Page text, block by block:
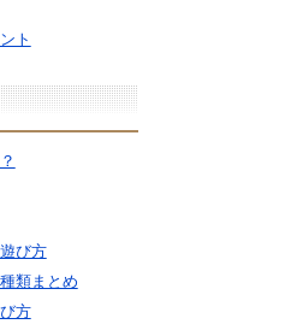
ト
び方
類まとめ
方